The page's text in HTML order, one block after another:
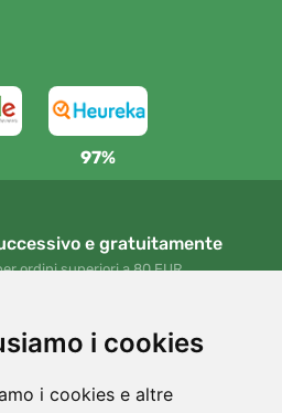
i cookies
i cookies e altre
97%
e gratuitamente
ordini superiori a 80 EUR
il tuo ordine in qualsiasi momento